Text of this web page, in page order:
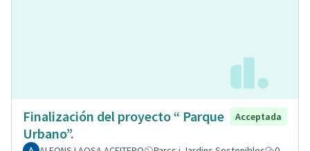
Finalización del proyecto “ Parque
Urbano”.
Acceptada